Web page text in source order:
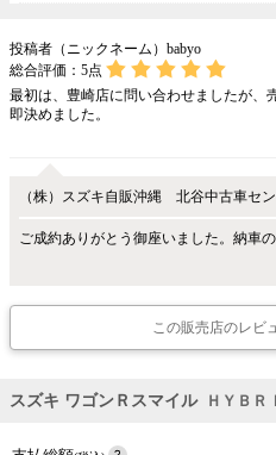
投稿者（ニックネーム）babyo
総合評価： 5点
最初は、豊崎店に問い合わせましたが、
即決めました。
（株）スズキ自販沖縄 北谷中古車セ
ご成約ありがとう御座いました。納車
この販売店のレビ
スズキ ワゴンＲスマイル ＨＹＢ